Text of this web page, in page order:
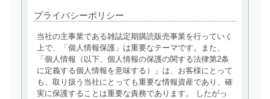
プライバシーポリシー
当社の主事業である雑誌定期購読販売事業を行っていく
上で、「個人情報保護」は重要なテーマです。また、
「個人情報（以下、個人情報の保護の関する法律第2条
に定義する個人情報を意味する）」は、お客様にとって
も、取り扱う当社にとっても重要な情報資産であり、確
実に保護することは重要な責務であります。 したがっ